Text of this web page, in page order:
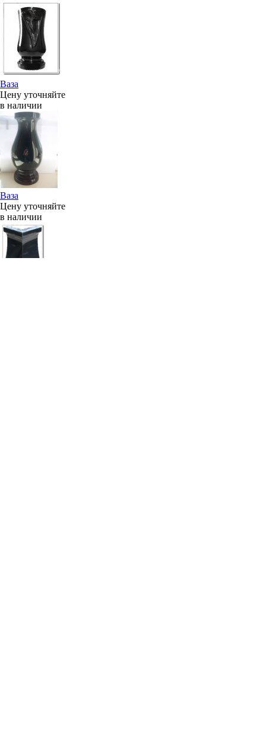
Ваза
Цену уточняйте
в наличии
Ваза
Цену уточняйте
в наличии